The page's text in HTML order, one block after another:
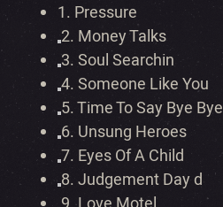
1. Pressure
2. Money Talks
3. Soul Searchin
4. Someone Like You
5.Time To Say Bye Bye
6. Unsung Heroes
7. Eyes Of A Child
8. Judgement Day d